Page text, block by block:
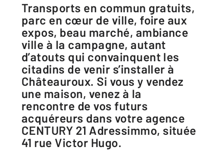
Transports en commun gratuits,
parc en cœur de ville, foire aux
expos, beau marché, ambiance
ville à la campagne, autant
d’atouts qui convainquent les
citadins de venir s’installer à
Châteauroux. Si vous y vendez
une maison, venez à la
rencontre de vos futurs
acquéreurs dans votre agence
CENTURY 21 Adressimmo, située
41 rue Victor Hugo.